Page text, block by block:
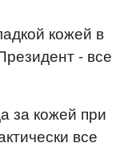
кожей в
- все
за кожей при
все